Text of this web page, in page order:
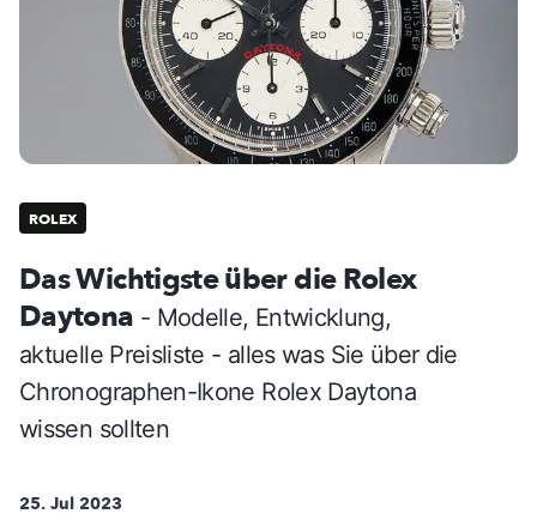
ROLEX
Das Wichtigste über die Rolex
Daytona - Modelle, Entwicklung,
aktuelle Preisliste - alles was Sie über die
Chronographen-Ikone Rolex Daytona
wissen sollten
25. Jul 2023